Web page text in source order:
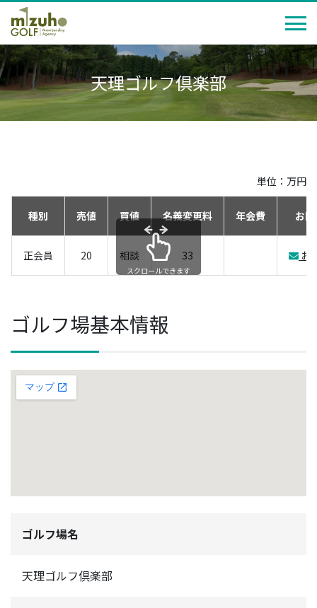
天理ゴルフ倶楽部
単位：万円
種別 売値 買値 名義変更料 年会費 お
正会員 20 相談 33 お
スクロールできます
ゴルフ場基本情報
ゴルフ場名
天理ゴルフ倶楽部